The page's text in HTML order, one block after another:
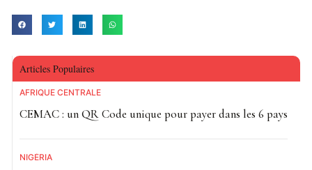
Articles Populaires
AFRIQUE CENTRALE
CEMAC : un QR Code unique pour payer dans les 6 pays
NIGÉRIA